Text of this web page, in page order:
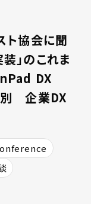
ト協会に聞
」のこれま
DX
企業DX